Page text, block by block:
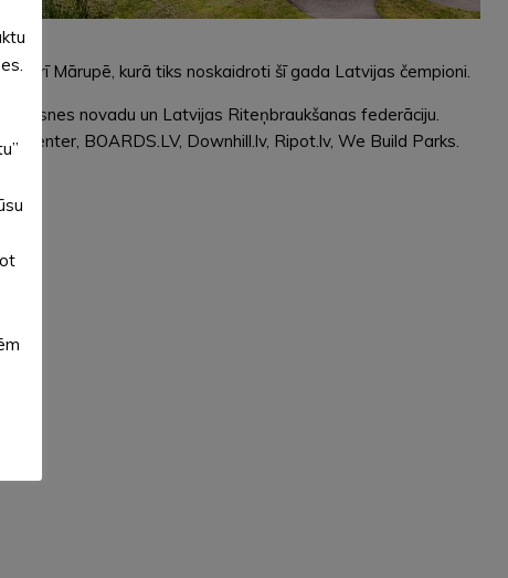
Mārupē, kurā tiks noskaidroti šī gada Latvijas čempioni.
novadu un Latvijas Riteņbraukšanas federāciju.
BOARDS.LV, Downhill.lv, Ripot.lv, We Build Parks.